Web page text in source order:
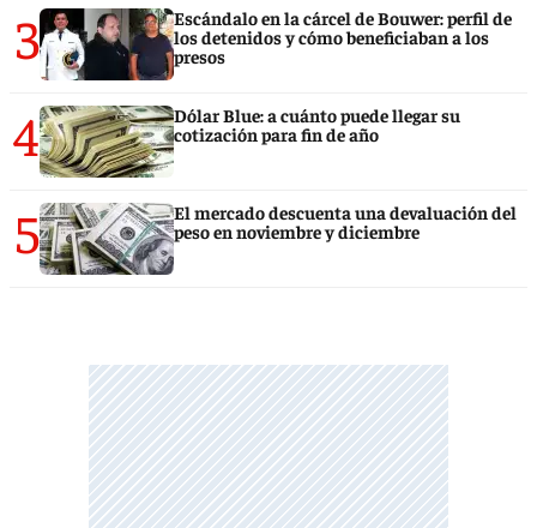
3
Escándalo en la cárcel de Bouwer: perfil de
los detenidos y cómo beneficiaban a los
presos
4
Dólar Blue: a cuánto puede llegar su
cotización para fin de año
5
El mercado descuenta una devaluación del
peso en noviembre y diciembre